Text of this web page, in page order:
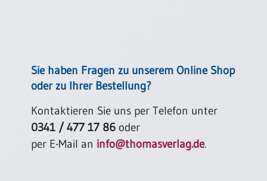
Sie haben Fragen zu unserem Online Shop
oder zu Ihrer Bestellung?
Kontaktieren Sie uns per Telefon unter
0341 / 477 17 86 oder
per E-Mail an info@thomasverlag.de.